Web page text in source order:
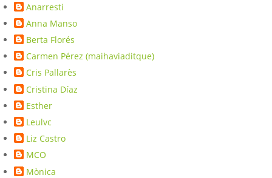
Anarresti
Anna Manso
Berta Florés
Carmen Pérez (maihaviaditque)
Cris Pallarès
Cristina Díaz
Esther
Leulvc
Liz Castro
MCO
Mònica